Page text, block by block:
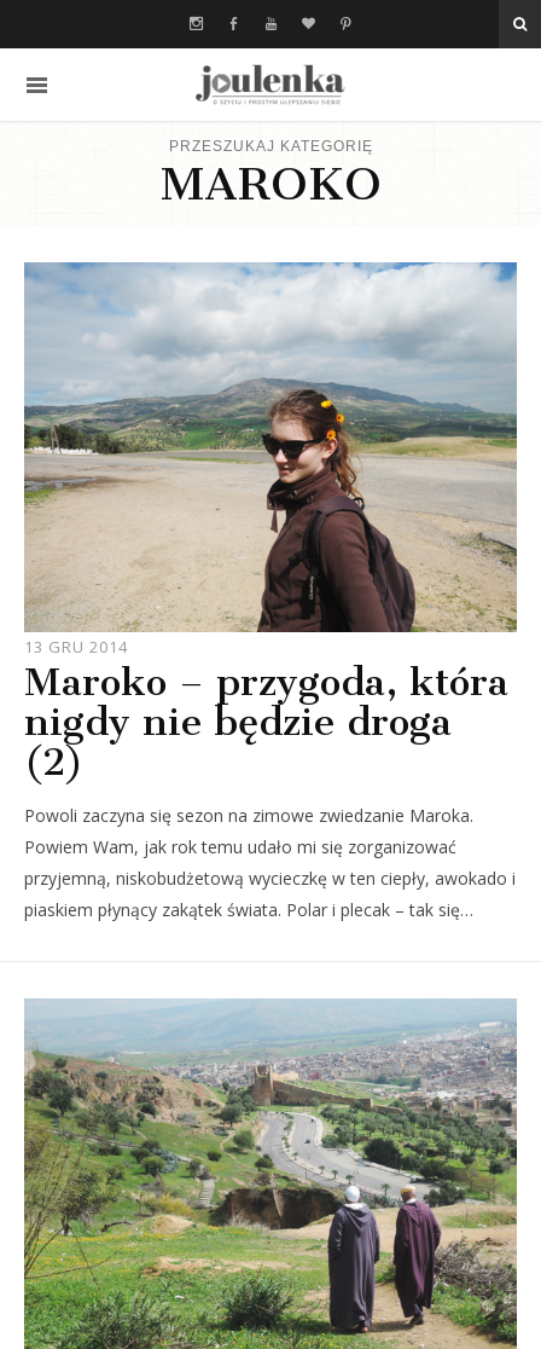
PRZESZUKAJ KATEGORIĘ
MAROKO
13 GRU 2014JOULE
Maroko – przygoda, która
nigdy nie będzie droga
(2)
Powoli zaczyna się sezon na zimowe zwiedzanie Maroka.
Powiem Wam, jak rok temu udało mi się zorganizować
przyjemną, niskobudżetową wycieczkę w ten ciepły, awokado i
piaskiem płynący zakątek świata. Polar i plecak – tak się…